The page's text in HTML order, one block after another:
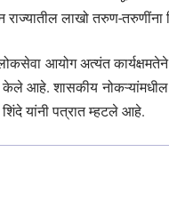
राज्यातील लाखो तरुण-
आयोग अत्यंत कार्यक्षमतेने
आहे. शासकीय नोकऱ्यांमधील
यांनी पत्रात म्हटले आहे.